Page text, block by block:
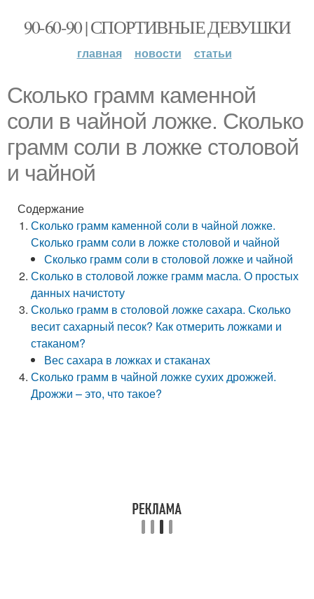
90-60-90 | СПОРТИВНЫЕ ДЕВУШКИ
главная новости статьи
Сколько грамм каменной
соли в чайной ложке. Сколько
грамм соли в ложке столовой
и чайной
Содержание
Сколько грамм каменной соли в чайной ложке.
Сколько грамм соли в ложке столовой и чайной
Сколько грамм соли в столовой ложке и чайной
Сколько в столовой ложке грамм масла. О простых
данных начистоту
Сколько грамм в столовой ложке сахара. Сколько
весит сахарный песок? Как отмерить ложками и
стаканом?
Вес сахара в ложках и стаканах
Сколько грамм в чайной ложке сухих дрожжей.
Дрожжи – это, что такое?